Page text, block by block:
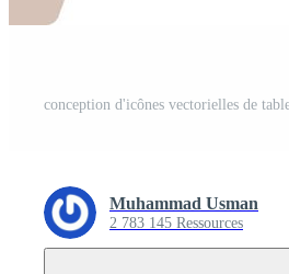
Muhammad Usman
2 783 145 Ressources